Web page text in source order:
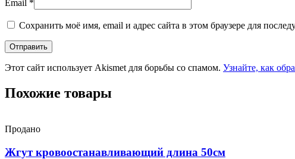
Email *
Сохранить моё имя, email и адрес сайта в этом браузере для
Этот сайт использует Akismet для борьбы со спамом. Узнайте, как
Похожие товары
Продано
Жгут кровоостанавливающий длина 50см